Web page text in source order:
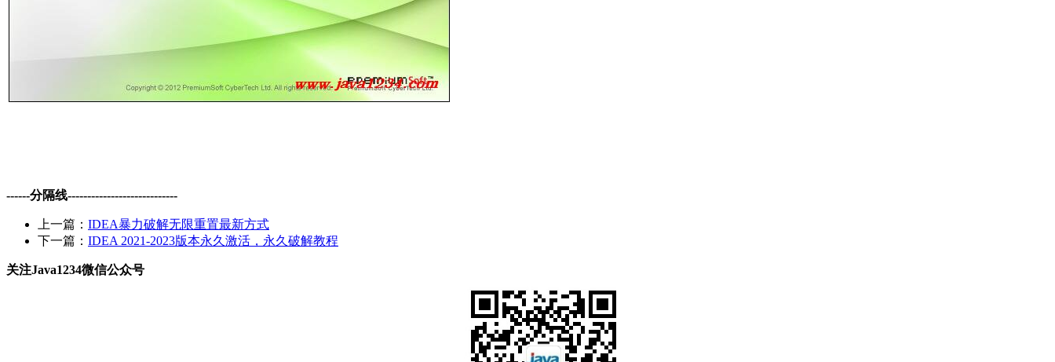
------分隔线----------------------------
上一篇： IDEA暴力破解无限重置最新方式
下一篇： IDEA 2021-2023版本永久激活，永久破解教程
关注Java1234微信公众号